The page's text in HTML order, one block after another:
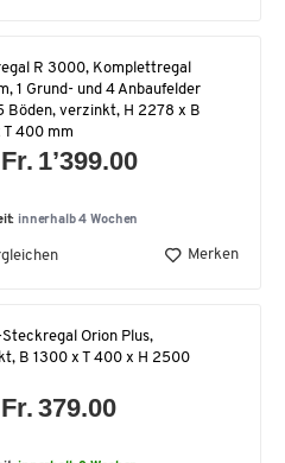
R 3000, Komplettregal
1 Grund- und 4 Anbaufelder
Böden, verzinkt, H 2278 x B
T 400 mm
1’399.00
innerhalb 4 Wochen
Merken
Orion Plus,
B 1300 x T 400 x H 2500
379.00